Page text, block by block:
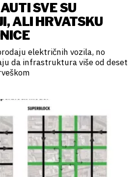
SVE SU
ALI HRVATSKU
električnih vozila, no
da infrastruktura više od deset